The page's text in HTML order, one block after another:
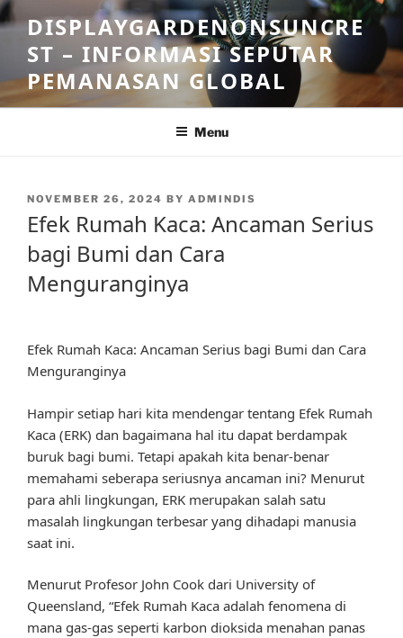
Skip
to
content
DISPLAYGARDENONSUNCRE
ST – INFORMASI SEPUTAR
PEMANASAN GLOBAL
Menu
POSTED
ON
NOVEMBER 26, 2024 BY ADMINDIS
Efek Rumah Kaca: Ancaman Serius
bagi Bumi dan Cara
Menguranginya
Efek Rumah Kaca: Ancaman Serius bagi Bumi dan Cara
Menguranginya
Hampir setiap hari kita mendengar tentang Efek Rumah
Kaca (ERK) dan bagaimana hal itu dapat berdampak
buruk bagi bumi. Tetapi apakah kita benar-benar
memahami seberapa seriusnya ancaman ini? Menurut
para ahli lingkungan, ERK merupakan salah satu
masalah lingkungan terbesar yang dihadapi manusia
saat ini.
Menurut Profesor John Cook dari University of
Queensland, “Efek Rumah Kaca adalah fenomena di
mana gas-gas seperti karbon dioksida menahan panas